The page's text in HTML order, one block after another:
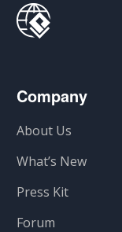
Company
About Us
What’s New
Press Kit
Forum